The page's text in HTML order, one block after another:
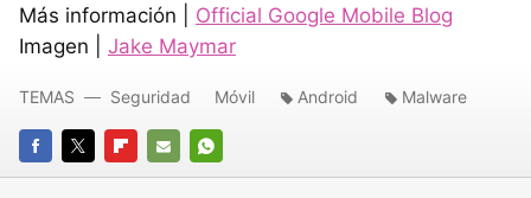
Más información | Official Google Mobile Blog
Imagen | Jake Maymar
FACEBOOK
TWITTERFLIPBOARD
E-
WHATSAPP
TEMAS Seguridad Móvil Android Malware